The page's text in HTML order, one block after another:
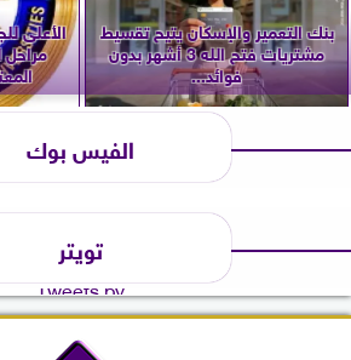
بنك التعمير والإسكان يتيح تقسيط
مشتريات فتح الله 3 أشهر بدون
فوائد...
الفيس بوك
تويتر
Tweets by